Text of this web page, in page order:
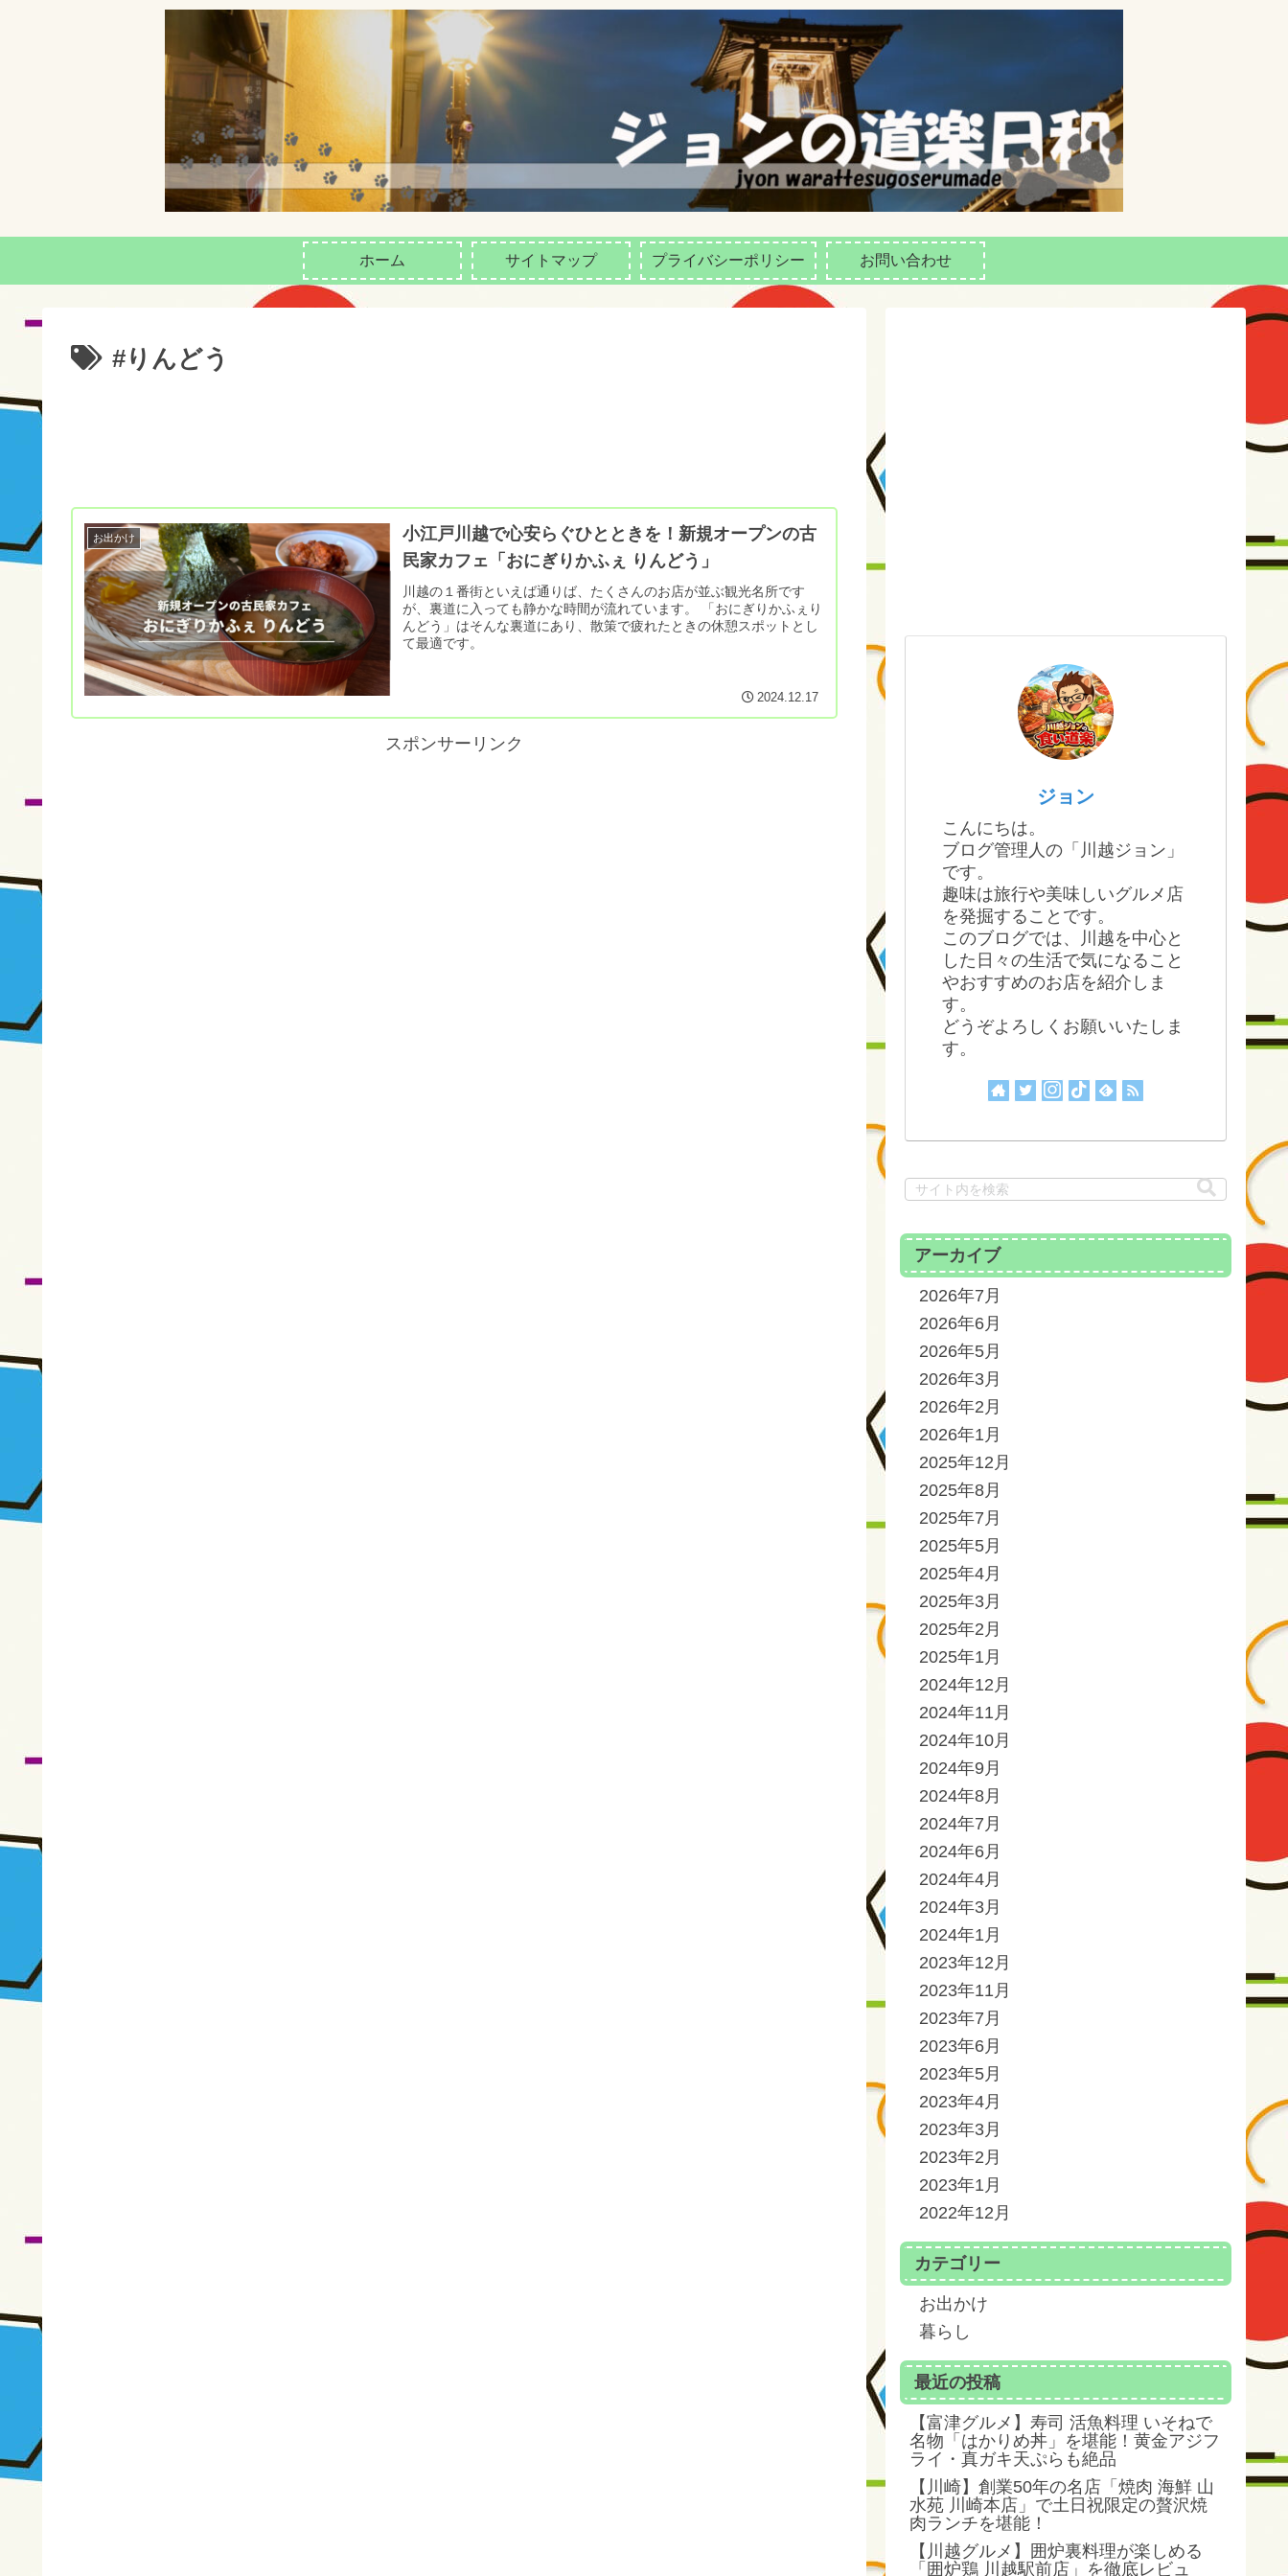
ホーム サイトマップ プライバシーポリシー お問い合わせ
#りんどう
お出かけ
小江戸川越で心安らぐひとときを！新規オープンの古
民家カフェ「おにぎりかふぇ りんどう」
川越の１番街といえば通りば、たくさんのお店が並ぶ観光名所です
が、裏道に入っても静かな時間が流れています。 「おにぎりかふぇり
んどう」はそんな裏道にあり、散策で疲れたときの休憩スポットとし
て最適です。
2024.12.17
スポンサーリンク
ジョン
こんにちは。
ブログ管理人の「川越ジョン」
です。
趣味は旅行や美味しいグルメ店
を発掘することです。
このブログでは、川越を中心と
した日々の生活で気になること
やおすすめのお店を紹介しま
す。
どうぞよろしくお願いいたしま
す。
アーカイブ
2026年7月
2026年6月
2026年5月
2026年3月
2026年2月
2026年1月
2025年12月
2025年8月
2025年7月
2025年5月
2025年4月
2025年3月
2025年2月
2025年1月
2024年12月
2024年11月
2024年10月
2024年9月
2024年8月
2024年7月
2024年6月
2024年4月
2024年3月
2024年1月
2023年12月
2023年11月
2023年7月
2023年6月
2023年5月
2023年4月
2023年3月
2023年2月
2023年1月
2022年12月
カテゴリー
お出かけ
暮らし
最近の投稿
【富津グルメ】寿司 活魚料理 いそねで
名物「はかりめ丼」を堪能！黄金アジフ
ライ・真ガキ天ぷらも絶品
【川崎】創業50年の名店「焼肉 海鮮 山
水苑 川崎本店」で土日祝限定の贅沢焼
肉ランチを堪能！
【川越グルメ】囲炉裏料理が楽しめる
「囲炉鶏 川越駅前店」を徹底レビュ